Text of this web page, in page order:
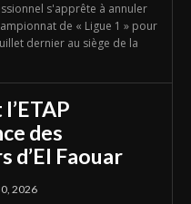
s'apprête à annuler
de « Ligue 1 » pour
dernier au siège de la
des
d’El Faouar
2026